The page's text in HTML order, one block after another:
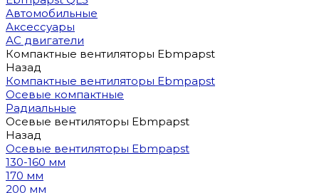
Автомобильные
Аксессуары
АС двигатели
Компактные вентиляторы Ebmpapst
Назад
Компактные вентиляторы Ebmpapst
Осевые компактные
Радиальные
Осевые вентиляторы Ebmpapst
Назад
Осевые вентиляторы Ebmpapst
130-160 мм
170 мм
200 мм